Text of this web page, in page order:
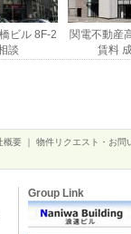
ビル 8F-2
談
関電不動産
賃料
概要 物件リクエスト・お問
Group Link